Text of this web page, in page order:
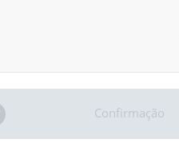
Confirmação